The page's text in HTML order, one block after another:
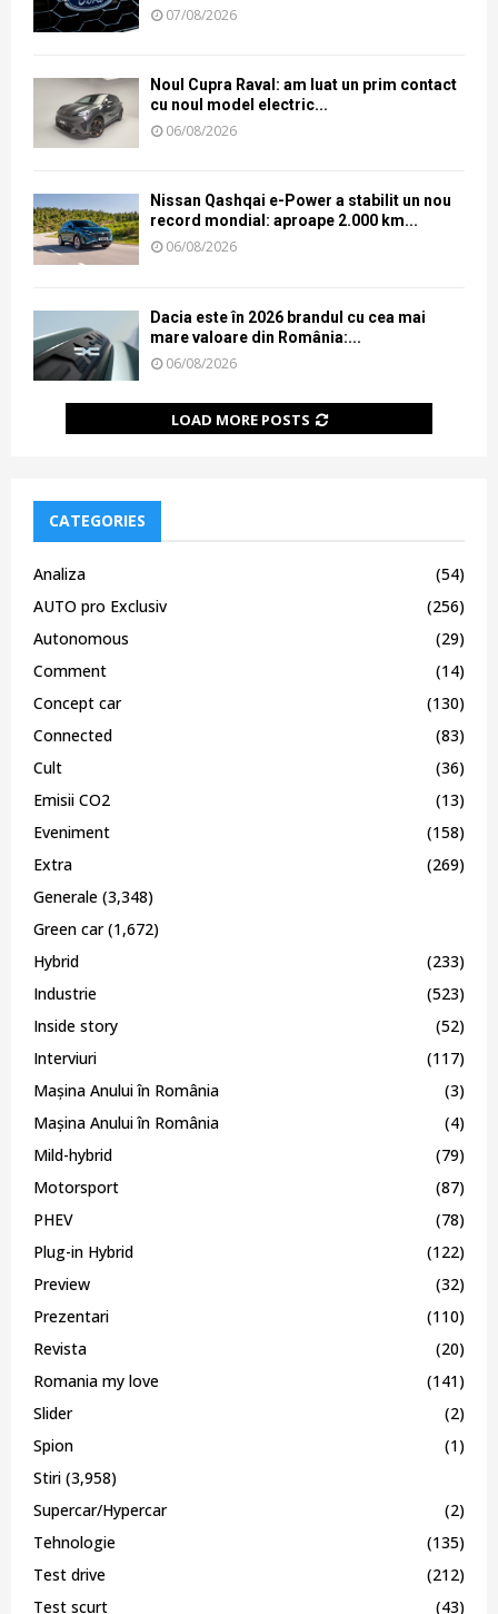
07/08/2026
Noul Cupra Raval: am luat un prim contact
cu noul model electric...
06/08/2026
Nissan Qashqai e-Power a stabilit un nou
record mondial: aproape 2.000 km...
06/08/2026
Dacia este în 2026 brandul cu cea mai
mare valoare din România:...
06/08/2026
LOAD MORE POSTS
CATEGORIES
Analiza
(54)
AUTO pro Exclusiv
(256)
Autonomous
(29)
Comment
(14)
Concept car
(130)
Connected
(83)
Cult
(36)
Emisii CO2
(13)
Eveniment
(158)
Extra
(269)
Generale (3,348)
Green car(1,672)
Hybrid
(233)
Industrie
(523)
Inside story
(52)
Interviuri
(117)
Mașina Anului în România
(3)
Mașina Anului în România
(4)
Mild-hybrid
(79)
Motorsport
(87)
PHEV
(78)
Plug-in Hybrid
(122)
Preview
(32)
Prezentari
(110)
Revista
(20)
Romania my love
(141)
Slider
(2)
Spion
(1)
Stiri (3,958)
Supercar/Hypercar
(2)
Tehnologie
(135)
Test drive
(212)
Test scurt
(43)